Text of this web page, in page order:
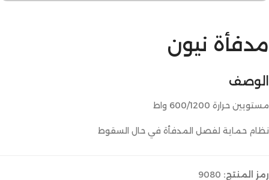
مدفأة نيون
الوصف
مستويين حرارة 600/1200 واط
نظام حماية لفصل المدفأة في حال السقوط
رمز المنتج: 9080